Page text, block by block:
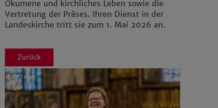
Ökumene und kirchliches Leben sowie die
Vertretung der Präses. Ihren Dienst in der
Landeskirche tritt sie zum 1. Mai 2026 an.
Zurück